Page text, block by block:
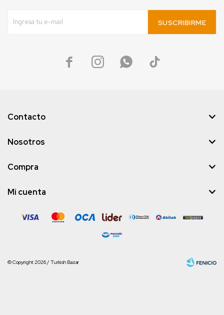
SUSCRIBIRME
   
Contacto
Nosotros
Compra
Mi cuenta
© Copyright 2026 / Turkish Bazar